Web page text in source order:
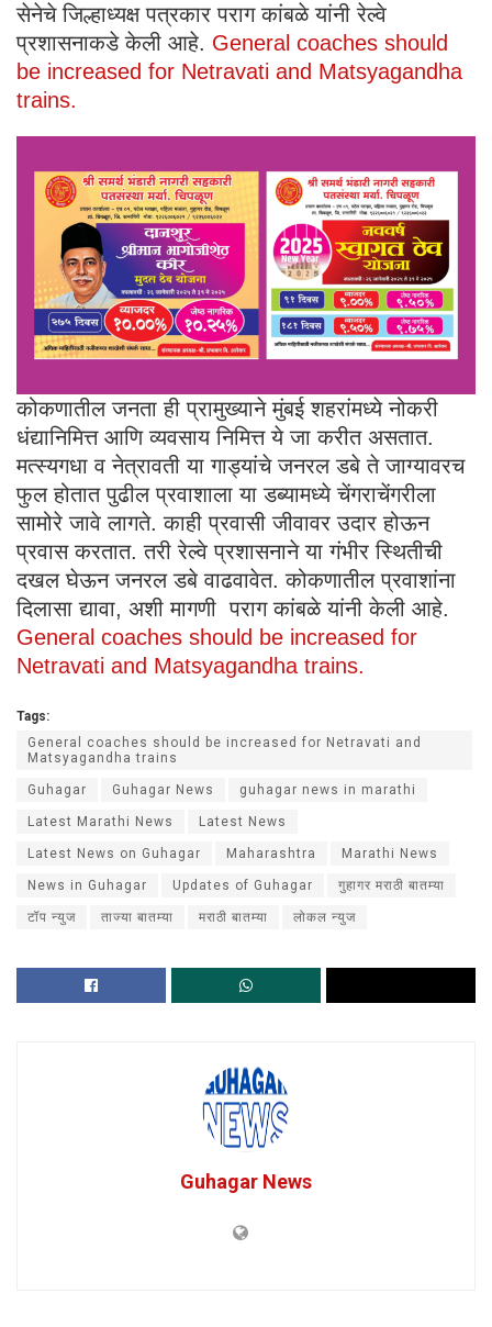
सेनेचे जिल्हाध्यक्ष पत्रकार पराग कांबळे यांनी रेल्वे
प्रशासनाकडे केली आहे. General coaches should
be increased for Netravati and Matsyagandha
trains.
कोकणातील जनता ही प्रामुख्याने मुंबई शहरांमध्ये नोकरी
धंद्यानिमित्त आणि व्यवसाय निमित्त ये जा करीत असतात.
मत्स्यगधा व नेत्रावती या गाड्यांचे जनरल डबे ते जाग्यावरच
फुल होतात पुढील प्रवाशाला या डब्यामध्ये चेंगराचेंगरीला
सामोरे जावे लागते. काही प्रवासी जीवावर उदार होऊन
प्रवास करतात. तरी रेल्वे प्रशासनाने या गंभीर स्थितीची
दखल घेऊन जनरल डबे वाढवावेत. कोकणातील प्रवाशांना
दिलासा द्यावा, अशी मागणी पराग कांबळे यांनी केली आहे.
General coaches should be increased for
Netravati and Matsyagandha trains.
Tags:
General coaches should be increased for Netravati and
Matsyagandha trains
Guhagar Guhagar News guhagar news in marathi
Latest Marathi News Latest News
Latest News on Guhagar Maharashtra Marathi News
News in Guhagar Updates of Guhagar गुहागर मराठी बातम्या
टॉप न्युज ताज्या बातम्या मराठी बातम्या लोकल न्युज
Guhagar News